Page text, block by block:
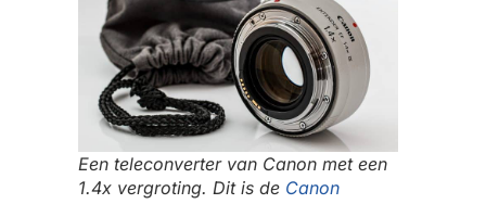
Een teleconverter van Canon met een
1.4x vergroting. Dit is de Canon